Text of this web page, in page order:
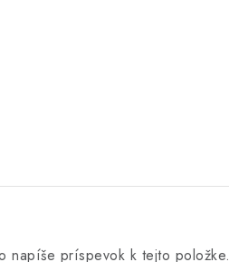
napíše príspevok k tejto položke.